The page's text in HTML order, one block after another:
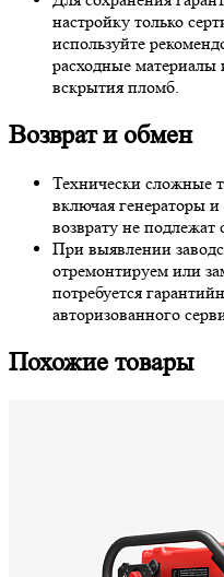
настройку только
используйте
расходные материалы
вскрытия пломб.
Возврат и обмен
Технически сложные
включая генераторы и
возврату не подлежат
При выявлении
отремонтируем или
потребуется
авторизованного
Похожие товары